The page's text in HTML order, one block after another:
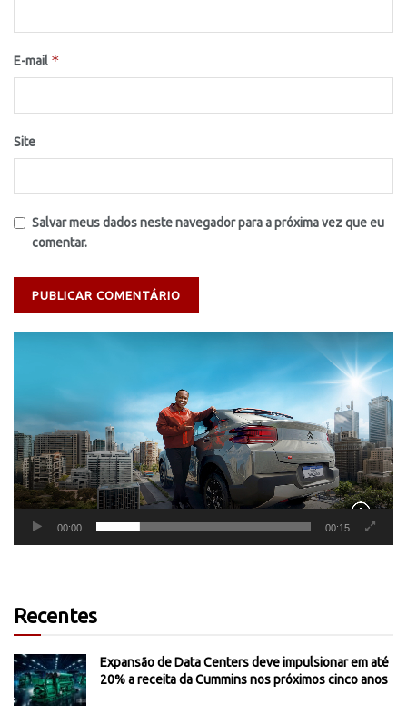
E-mail *
Site
Salvar meus dados neste navegador para a próxima vez que eu
comentar.
00:00 00:15
Recentes
Expansão de Data Centers deve impulsionar em até
20% a receita da Cummins nos próximos cinco anos